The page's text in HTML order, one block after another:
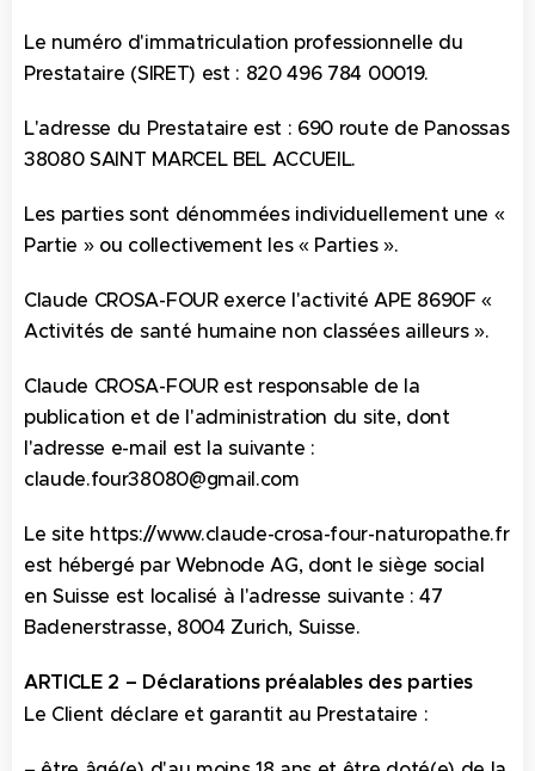
Le numéro d'immatriculation professionnelle du
Prestataire (SIRET) est : 820 496 784 00019.
L'adresse du Prestataire est : 690 route de Panossas
38080 SAINT MARCEL BEL ACCUEIL.
Les parties sont dénommées individuellement une «
Partie » ou collectivement les « Parties ».
Claude CROSA-FOUR exerce l'activité APE 8690F «
Activités de santé humaine non classées ailleurs ».
Claude CROSA-FOUR est responsable de la
publication et de l'administration du site, dont
l'adresse e-mail est la suivante :
claude.four38080@gmail.com
Le site https://www.claude-crosa-four-naturopathe.fr
est hébergé par Webnode AG, dont le siège social
en Suisse est localisé à l'adresse suivante : 47
Badenerstrasse, 8004 Zurich, Suisse.
ARTICLE 2 – Déclarations préalables des parties
Le Client déclare et garantit au Prestataire :